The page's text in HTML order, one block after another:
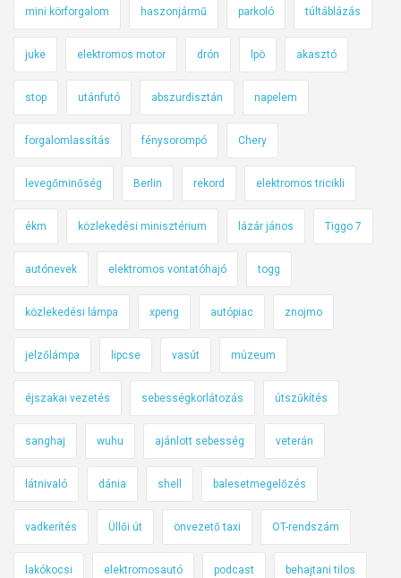
mini körforgalom haszonjármű parkoló túltáblázás
juke elektromos motor drón lpö akasztó
stop utánfutó abszurdisztán napelem
forgalomlassítás fénysorompó Chery
levegőminőség Berlin rekord elektromos tricikli
ékm közlekedési minisztérium lázár jános Tiggo 7
autónevek elektromos vontatóhajó togg
közlekedési lámpa xpeng autópiac znojmo
jelzőlámpa lipcse vasút múzeum
éjszakai vezetés sebességkorlátozás útszűkítés
sanghaj wuhu ajánlott sebesség veterán
látnivaló dánia shell balesetmegelőzés
vadkerítés Üllői út önvezető taxi OT-rendszám
lakókocsi elektromosautó podcast behajtani tilos